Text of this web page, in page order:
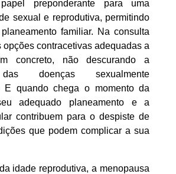
preponderante para uma
sexual e reprodutiva, permitindo
familiar. Na consulta
opções contracetivas adequadas a
concreto, não descurando a
doenças sexualmente
E quando chega o momento da
adequado planeamento e a
contribuem para o despiste de
que podem complicar a sua
idade reprodutiva, a menopausa